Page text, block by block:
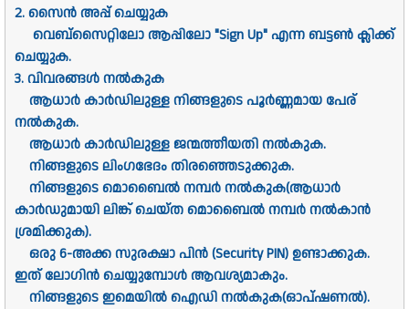
2. സൈൻ അപ്പ് ചെയ്യുക
വെബ്സൈറ്റിലോ ആപ്പിലോ "Sign Up" എന്ന ബട്ടൺ ക്ലിക്ക്
ചെയ്യുക.
3. വിവരങ്ങൾ നൽകുക
ആധാർ കാർഡിലുള്ള നിങ്ങളുടെ പൂർണ്ണമായ പേര്
നൽകുക.
ആധാർ കാർഡിലുള്ള ജന്മത്തീയതി നൽകുക.
നിങ്ങളുടെ ലിംഗഭേദം തിരഞ്ഞെടുക്കുക.
നിങ്ങളുടെ മൊബൈൽ നമ്പർ നൽകുക(ആധാർ
കാർഡുമായി ലിങ്ക് ചെയ്ത മൊബൈൽ നമ്പർ നൽകാൻ
ശ്രമിക്കുക).
ഒരു 6-അക്ക സുരക്ഷാ പിൻ (Security PIN) ഉണ്ടാക്കുക.
ഇത് ലോഗിൻ ചെയ്യുമ്പോൾ ആവശ്യമാകും.
നിങ്ങളുടെ ഇമെയിൽ ഐഡി നൽകുക(ഓപ്ഷണൽ).